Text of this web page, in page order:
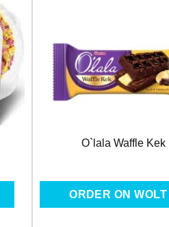
O`lala Waffle Kek
ORDER ON WOLT